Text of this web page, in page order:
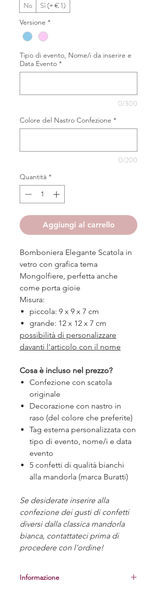
No Sì (+ € 1)
Versione *
Tipo di evento, Nome/i da inserire e
Data Evento *
0/300
Colore del Nastro Confezione *
0/200
Quantità *
Aggiungi al carrello
Bomboniera Elegante Scatola in
vetro con grafica tema
Mongolfiere, perfetta anche
come porta gioie
Misura:
piccola: 9 x 9 x 7 cm
grande: 12 x 12 x 7 cm
possibilità di personalizzare
davanti l'articolo con il nome
Cosa è incluso nel prezzo?
Confezione con scatola
originale
Decorazione con nastro in
raso (del colore che preferite)
Tag esterna personalizzata con
tipo di evento, nome/i e data
evento
5 confetti di qualità bianchi
alla mandorla (marca Buratti)
Se desiderate inserire alla
confezione dei gusti di confetti
diversi dalla classica mandorla
bianca, contattateci prima di
procedere con l'ordine!
Informazione